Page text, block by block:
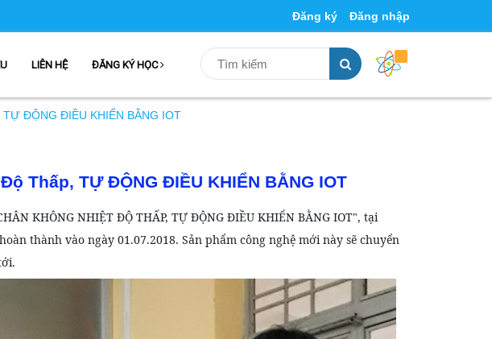
Đăng ký Đăng nhập
LIÊN HỆ ĐĂNG KÝ HỌC
ĐỘNG ĐIỀU KHIỂN BẰNG IOT
Thấp, TỰ ĐỘNG ĐIỀU KHIỂN BẰNG IOT
KHÔNG NHIỆT ĐỘ THẤP, TỰ ĐỘNG ĐIỀU KHIỂN BẰNG IOT", tại
thành vào ngày 01.07.2018. Sản phẩm công nghệ mới này sẽ chuyển